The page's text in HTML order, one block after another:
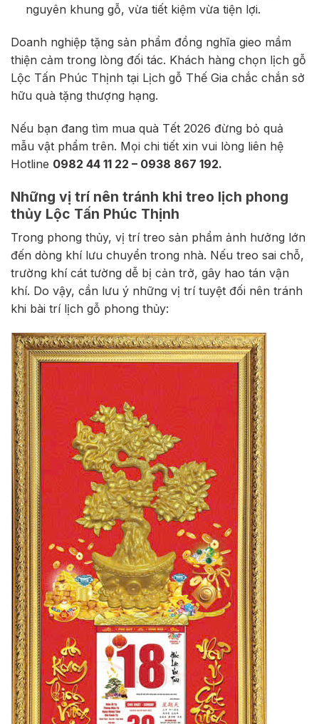
nguyên khung gỗ, vừa tiết kiệm vừa tiện lợi.
Doanh nghiệp tặng sản phẩm đồng nghĩa gieo mầm
thiện cảm trong lòng đối tác. Khách hàng chọn lịch gỗ
Lộc Tấn Phúc Thịnh tại Lịch gỗ Thế Gia chắc chắn sở
hữu quà tặng thượng hạng.
Nếu bạn đang tìm mua quà Tết 2026 đừng bỏ quả
mẫu vật phẩm trên. Mọi chi tiết xin vui lòng liên hệ
Hotline 0982 44 11 22 – 0938 867 192.
Những vị trí nên tránh khi treo lịch phong
thủy Lộc Tấn Phúc Thịnh
Trong phong thủy, vị trí treo sản phẩm ảnh hưởng lớn
đến dòng khí lưu chuyển trong nhà. Nếu treo sai chỗ,
trường khí cát tường dễ bị cản trở, gây hao tán vận
khí. Do vậy, cần lưu ý những vị trí tuyệt đối nên tránh
khi bài trí lịch gỗ phong thủy: